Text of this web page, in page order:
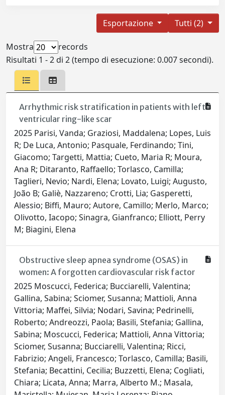
Tutti (2)
Esportazione
Mostra
records
Risultati 1 - 2 di 2 (tempo di esecuzione: 0.007 secondi).
Arrhythmic risk stratification in patients with left
ventricular ring-like scar
2025 Parisi, Vanda; Graziosi, Maddalena; Lopes, Luis
R; De Luca, Antonio; Pasquale, Ferdinando; Tini,
Giacomo; Targetti, Mattia; Cueto, Maria R; Moura,
Ana R; Ditaranto, Raffaello; Torlasco, Camilla;
Taglieri, Nevio; Nardi, Elena; Lovato, Luigi; Augusto,
João B; Galiè, Nazzareno; Crotti, Lia; Gasperetti,
Alessio; Biffi, Mauro; Autore, Camillo; Merlo, Marco;
Olivotto, Iacopo; Sinagra, Gianfranco; Elliott, Perry
M; Biagini, Elena
Obstructive sleep apnea syndrome (OSAS) in
women: A forgotten cardiovascular risk factor
2025 Moscucci, Federica; Bucciarelli, Valentina;
Gallina, Sabina; Sciomer, Susanna; Mattioli, Anna
Vittoria; Maffei, Silvia; Nodari, Savina; Pedrinelli,
Roberto; Andreozzi, Paola; Basili, Stefania; Gallina,
Sabina; Moscucci, Federica; Mattioli, Anna Vittoria;
Sciomer, Susanna; Bucciarelli, Valentina; Ricci,
Fabrizio; Angeli, Francesco; Torlasco, Camilla; Basili,
Stefania; Becattini, Cecilia; Buzzetti, Elena; Cogliati,
Chiara; Licata, Anna; Marra, Alberto M.; Masala,